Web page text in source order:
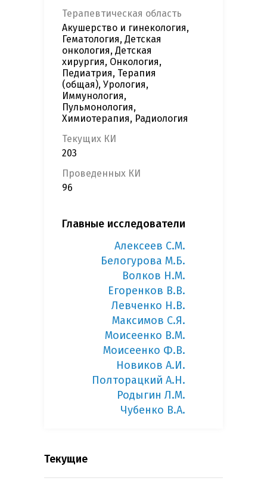
Терапевтическая область
Акушерство и гинекология,
Гематология, Детская
онкология, Детская
хирургия, Онкология,
Педиатрия, Терапия
(общая), Урология,
Иммунология,
Пульмонология,
Химиотерапия, Радиология
Текущих КИ
203
Проведенных КИ
96
Главные исследователи
Алексеев С.М.
Белогурова М.Б.
Волков Н.М.
Егоренков В.В.
Левченко Н.В.
Максимов С.Я.
Моисеенко В.М.
Моисеенко Ф.В.
Новиков А.И.
Полторацкий А.Н.
Родыгин Л.М.
Чубенко В.А.
Текущие